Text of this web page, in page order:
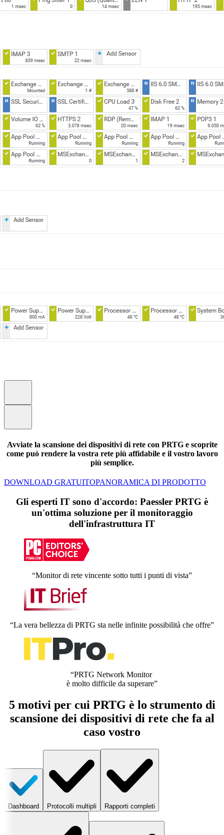
Avviate la scansione dei dispositivi di rete con PRTG e scoprite
come può rendere la vostra rete più affidabile e il vostro lavoro
più semplice.
DOWNLOAD GRATUITOPANORAMICA DI PRODOTTO
Gli esperti IT sono d'accordo: Paessler PRTG è
un'ottima soluzione per il monitoraggio
dell'infrastruttura IT
“Monitor di rete vincente sotto tutti i punti di vista”
“La vera bellezza di PRTG sta nelle infinite possibilità che offre”
“PRTG Network Monitor
è molto difficile da superare”
5 motivi per cui PRTG è lo strumento di
scansione dei dispositivi di rete che fa al
caso vostro
Dashboard Protocolli multipli Rapporti completi